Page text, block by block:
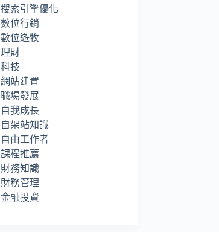
搜索引擎優化
數位行銷
數位遊牧
理財
科技
網站建置
職場發展
自我成長
自架站知識
自由工作者
課程推薦
財務知識
財務管理
金融投資